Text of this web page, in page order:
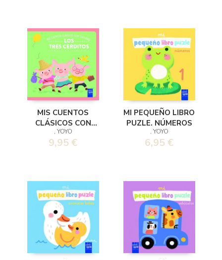
MIS CUENTOS
CLÁSICOS CON
TEXTURAS. LOS
TRES CERDITOS
, YOYO
9,95 €
MI PEQUEÑO LIBRO
PUZLE. NÚMEROS
, YOYO
6,95 €